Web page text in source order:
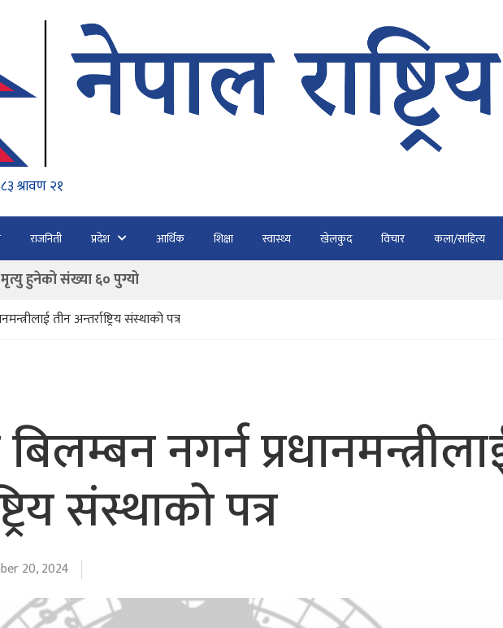
राजनिती प्रदेश आर्थिक शिक्षा स्वास्थ्य खेलकुद विचार कला/साहित्य
१५७ यात्रु भैरहवाबाट काठमाडौं ल्याइए
रुपमा ‘युरो’ लागु नगर्ने
र कारबाही गर्न आयाेगकाे प्रतिवेदन कुर्नु पर्दैन : अध्यक्ष कार्की
ओली र लेखकलाई पक्राउ गर्न डिजीटल अभियान
हुनेको संख्या ६० पुग्यो
१५७ यात्रु भैरहवाबाट काठमाडौं ल्याइए
तीन अन्तर्राष्ट्रिय संस्थाको पत्र
नगर्न
संस्थाको पत्र
20, 2024